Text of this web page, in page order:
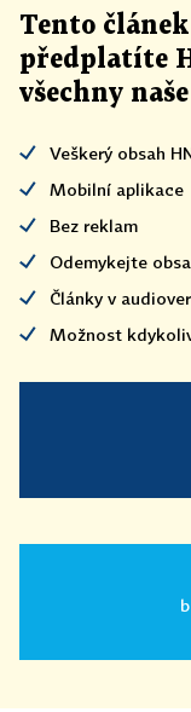
Tento článek
předplatíte
všechny
Veškerý obsah
Mobilní aplikace
Bez reklam
Odemykejte
Články v
Možnost